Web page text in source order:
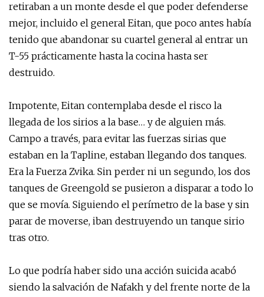
retiraban a un monte desde el que poder defenderse
mejor, incluido el general Eitan, que poco antes había
tenido que abandonar su cuartel general al entrar un
T-55 prácticamente hasta la cocina hasta ser
destruido.
Impotente, Eitan contemplaba desde el risco la
llegada de los sirios a la base… y de alguien más.
Campo a través, para evitar las fuerzas sirias que
estaban en la Tapline, estaban llegando dos tanques.
Era la Fuerza Zvika. Sin perder ni un segundo, los dos
tanques de Greengold se pusieron a disparar a todo lo
que se movía. Siguiendo el perímetro de la base y sin
parar de moverse, iban destruyendo un tanque sirio
tras otro.
Lo que podría haber sido una acción suicida acabó
siendo la salvación de Nafakh y del frente norte de la